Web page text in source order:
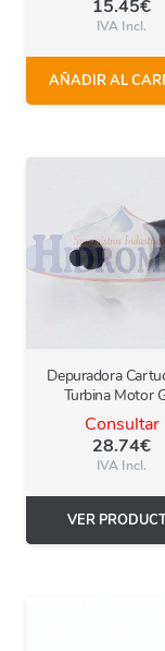
15.45€
IVA Incl.
AÑADIR AL
Depuradora
Turbina Motor
Consultar
28.74€
IVA Incl.
VER